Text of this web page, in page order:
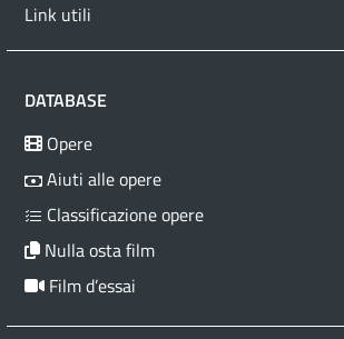
Link utili
DATABASE
Opere
Aiuti alle opere
Classificazione opere
Nulla osta film
Film d’essai